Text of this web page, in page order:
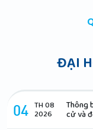
ĐẠI
04 TH 08
2026
Thông
cử và